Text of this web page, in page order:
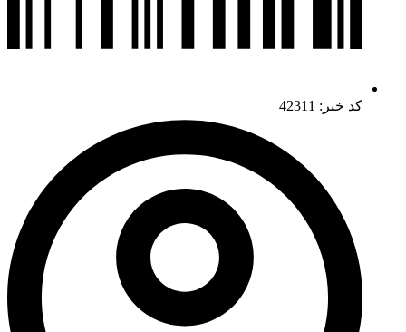
کد خبر: 42311